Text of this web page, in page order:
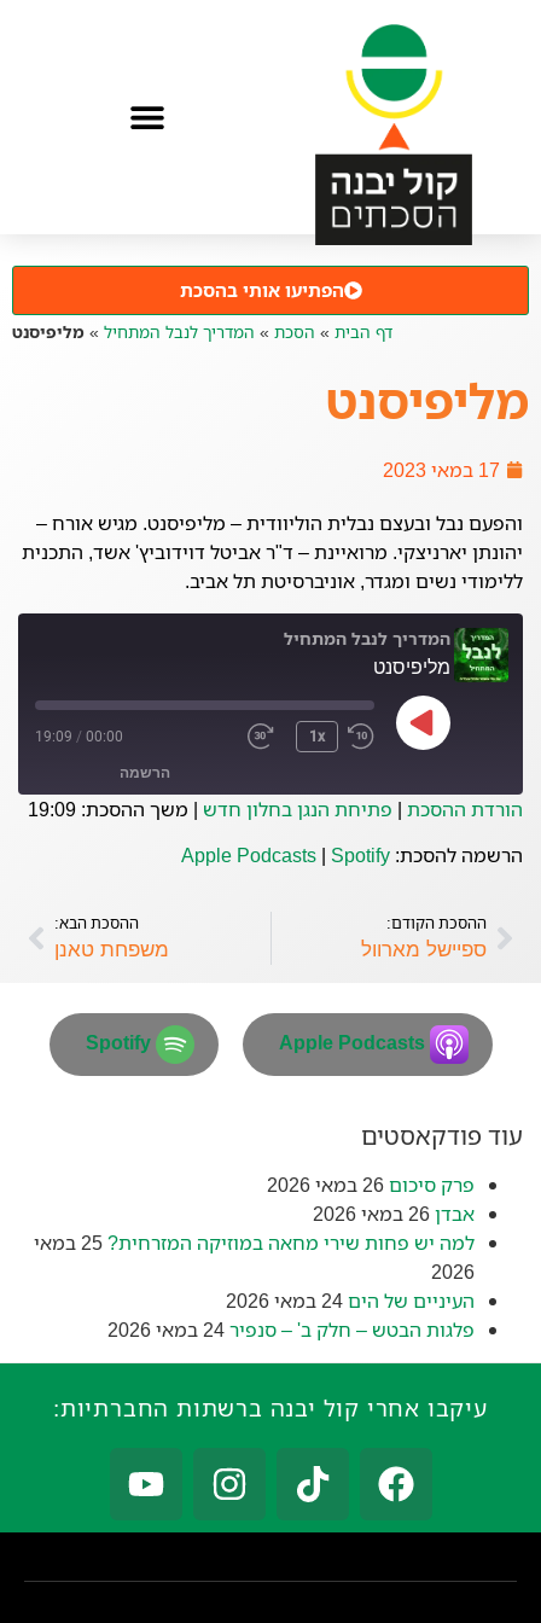
הפתיעו אותי בהסכת
דף הבית » הסכת » המדריך לנבל המתחיל » מליפיסנט
מליפיסנט
17 במאי 2023
והפעם נבל ובעצם נבלית הוליוודית – מליפיסנט. מגיש אורח –
יהונתן יארניצקי. מרואיינת – ד"ר אביטל דוידוביץ' אשד, התכנית
ללימודי נשים ומגדר, אוניברסיטת תל אביב.
המדריך לנבל המתחיל
מליפיסנט
1x
00:00
/
19:09
הרשמה
Apple Podcasts
Spotify
הורדת ההסכת | פתיחת הנגן בחלון חדש | משך ההסכת: 19:09
הרשמה להסכת:
Apple Podcasts | Spotify
ההסכת הקודם:
ספיישל מארוול
ההסכת הבא:
משפחת טאנן
Apple Podcasts
Spotify
עוד פודקאסטים
פרק סיכום26 במאי 2026
אבדן26 במאי 2026
למה יש פחות שירי מחאה במוזיקה המזרחית?
25 במאי
2026
העיניים של הים24 במאי 2026
פלגות הבטש – חלק ב' – סנפיר24 במאי 2026
עיקבו אחרי קול יבנה ברשתות החברתיות: